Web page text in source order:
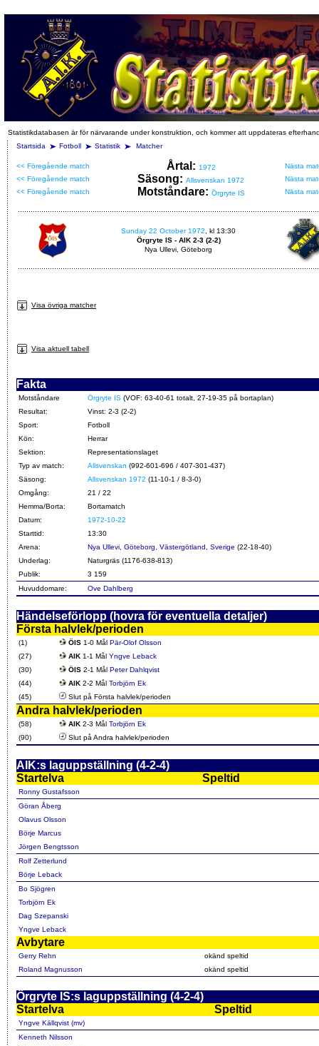
Statistikdatabasen är för närvarande under konstruktion, och kommer att uppdateras
Startsida
Fotboll Statistik Matcher
<< Föregående match Årtal: 1972
Nästa
<< Föregående match
Säsong: Allsvenskan 1972
Nästa
<< Föregående match
Motståndare: Örgryte IS Nästa
Sunday 22 October 1972 , kl 13:30
Örgryte IS - AIK 2-3 (2-2)
Nya Ullevi, Göteborg
Visa övriga matcher
Visa aktuell tabell
Fakta
Motståndare Örgryte IS (VOF: 63-40-61 totalt, 27-19-35 på bortaplan)
Resultat:
Vinst: 2-3 (2-2)
Sport:
Fotboll
Kön:
Herrar
Sektion:
Representationslaget
Typ av match:
Allsvenskan (992-601-696 / 407-301-437)
Säsong:
Allsvenskan 1972 (11-10-1 / 8-3-0)
Omgång:
21 / 22
Hemma/Borta:
Bortamatch
Datum:
1972-10-22
Starttid:
13:30
Arena:
Nya Ullevi, Göteborg, Västergötland, Sverige (22-18-40)
Underlag:
Naturgräs (1176-638-813)
Publik:
3 159
Huvuddomare:
Ove Dahlberg
Händelseförlopp (hovra för eventuella detaljer)
Första halvlek/perioden
(1) ÖIS 1-0 Mål Pär-Olof Olsson
(27)
AIK 1-1 Mål Yngve Leback
(30)
ÖIS 2-1 Mål Peter Dahlqvist
(44)
AIK 2-2 Mål Torbjörn Ek
(45)
Slut på Första halvlek/perioden
Andra halvlek/perioden
(58) AIK 2-3 Mål Torbjörn Ek
(90)
Slut på Andra halvlek/perioden
AIK:s laguppställning (4-2-4)
Startelva
Speltid
Ronny Gustafsson
Göran Åberg
Olavus Olsson
Börje Marcus
Jörgen Bengtsson
Rolf Zetterlund
Börje Leback
Bo Sjögren
Torbjörn Ek
Dag Szepanski
Yngve Leback
Avbytare
Gerry Rehn
okänd speltid
Roland Magnusson
okänd speltid
Örgryte IS:s laguppställning (4-2-4)
Startelva
Speltid
Yngve Källqvist (mv)
Kenneth Nilsson